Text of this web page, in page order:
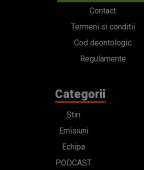
Contact
Termeni si conditii
Cod deontologic
Regulamente
Categorii
Stiri
Emisiuni
Echipa
PODCAST